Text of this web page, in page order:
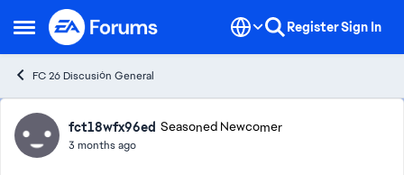
Open Side Menu
Skip to content RegisterSign In
FC 26 Discusión General
Forum Discussion
fct18wfx96ed Seasoned Newcomer
3 months ago